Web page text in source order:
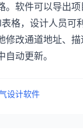
。软件可以导出
格，设计人员可
修改通道地址、
动更新。
设计软件